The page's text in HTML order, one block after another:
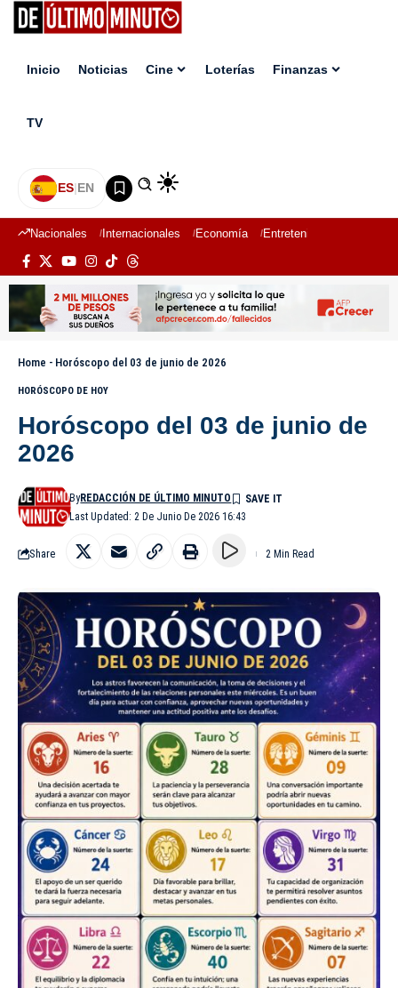
Inicio Noticias Cine Loterías Finanzas
TV
ES|EN
Nacionales Internacionales Economía Entretenimiento
Home - Horóscopo del 03 de junio de 2026
HORÓSCOPO DE HOY
Horóscopo del 03 de junio de
2026
Last Updated: 2 De Junio De 2026 16:43
ByREDACCIÓN DE ÚLTIMO MINUTO
Share 2 Min Read